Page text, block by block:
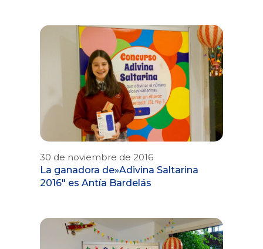
30 de noviembre de 2016
La ganadora de»Adivina Saltarina
2016″ es Antía Bardelás